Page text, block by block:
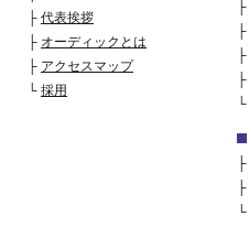
├ 代表挨拶
├ オーディックとは
├ アクセスマップ
└ 採用
├
├
├
├
└
├
├
└